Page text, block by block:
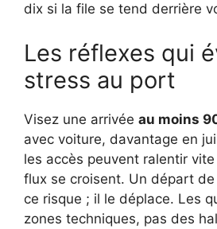
dix si la file se tend derrière
Les réflexes qui évitent le
stress au port
Visez une arrivée au moins
avec voiture, davantage en
les accès peuvent ralentir
flux se croisent. Un départ de
ce risque ; il le déplace. Les
zones techniques, pas des